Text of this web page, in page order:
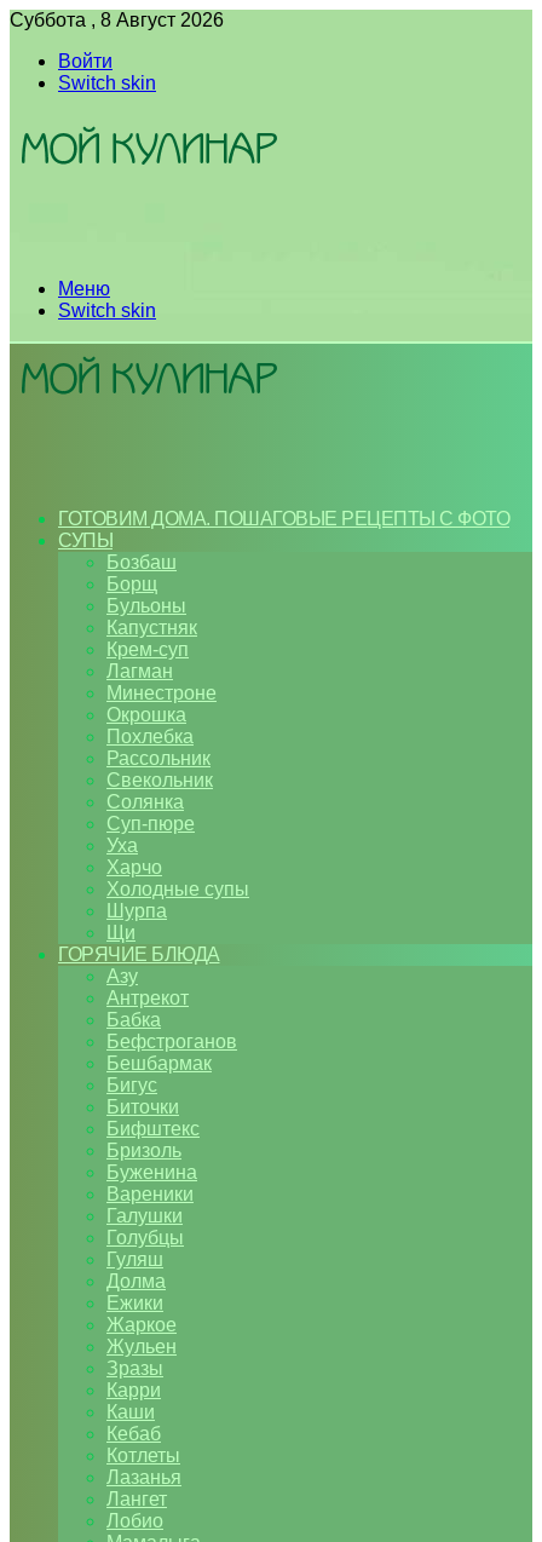
Суббота , 8 Август 2026
Войти
Switch skin
Меню
Switch skin
ГОТОВИМ ДОМА. ПОШАГОВЫЕ РЕЦЕПТЫ С ФОТО
СУПЫ
Бозбаш
Борщ
Бульоны
Капустняк
Крем-суп
Лагман
Минестроне
Окрошка
Похлебка
Рассольник
Свекольник
Солянка
Суп-пюре
Уха
Харчо
Холодные супы
Шурпа
Щи
ГОРЯЧИЕ БЛЮДА
Азу
Антрекот
Бабка
Бефстроганов
Бешбармак
Бигус
Биточки
Бифштекс
Бризоль
Буженина
Вареники
Галушки
Голубцы
Гуляш
Долма
Ежики
Жаркое
Жульен
Зразы
Карри
Каши
Кебаб
Котлеты
Лазанья
Лангет
Лобио